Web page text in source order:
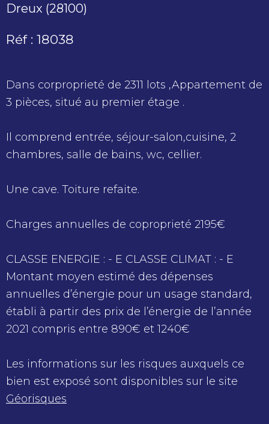
Dreux (28100)
Réf : 18038
Dans corproprieté de 2311 lots ,Appartement de
3 pièces, situé au premier étage .
Il comprend entrée, séjour-salon,cuisine, 2
chambres, salle de bains, wc, cellier.
Une cave. Toiture refaite.
Charges annuelles de coproprieté 2195€
CLASSE ENERGIE : - E CLASSE CLIMAT : - E
Montant moyen estimé des dépenses
annuelles d’énergie pour un usage standard,
établi à partir des prix de l’énergie de l’année
2021 compris entre 890€ et 1240€
Les informations sur les risques auxquels ce
bien est exposé sont disponibles sur le site
Géorisques